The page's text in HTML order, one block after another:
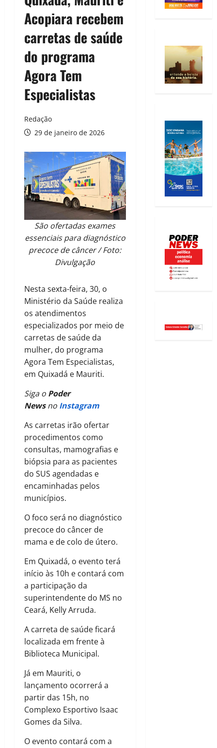
Acopiara recebem
carretas de saúde
do programa
Agora Tem
Especialistas
Redação
29 de janeiro de 2026
São ofertadas exames
essenciais para diagnóstico
precoce de câncer / Foto:
Divulgação
Nesta sexta-feira, 30, o
Ministério da Saúde realiza
os atendimentos
especializados por meio de
carretas de saúde da
mulher, do programa
Agora Tem Especialistas,
em Quixadá e Mauriti.
Siga o Poder
Newsno Instagram
As carretas irão ofertar
procedimentos como
consultas, mamografias e
biópsia para as pacientes
do SUS agendadas e
encaminhadas pelos
municípios.
O foco será no diagnóstico
precoce do câncer de
mama e de colo de útero.
Em Quixadá, o evento terá
início às 10h e contará com
a participação da
superintendente do MS no
Ceará, Kelly Arruda.
A carreta de saúde ficará
localizada em frente à
Biblioteca Municipal.
Já em Mauriti, o
lançamento ocorrerá a
partir das 15h, no
Complexo Esportivo Isaac
Gomes da Silva.
O evento contará com a